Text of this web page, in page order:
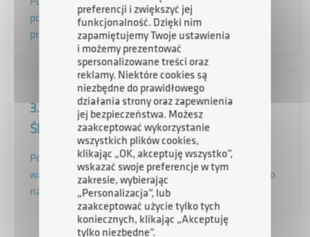
pozytywnej weryfikacji wniosku, otrzymujesz
propozycję warunków finansowania.
3. PODPISZ UMOWĘ I KORZYSTAJ ZE
ŚRODKÓW
Podpisujesz umowę finansowania, a po spełnieniu
warunków uruchomienia, środki trafiają bezpośrednio
na rachunek firmy.
preferencji i zwiększyć jej
funkcjonalność. Dzięki nim
zapamiętujemy Twoje ustawienia
i możemy prezentować
spersonalizowane treści oraz
reklamy. Niektóre cookies są
niezbędne do prawidłowego
działania strony oraz zapewnienia
jej bezpieczeństwa. Możesz
zaakceptować wykorzystanie
wszystkich plików cookies,
klikając „OK, akceptuję wszystko”,
wskazać swoje preferencje w tym
zakresie, wybierając
„Personalizacja”, lub
zaakceptować użycie tylko tych
koniecznych, klikając „Akceptuję
tylko niezbędne”.